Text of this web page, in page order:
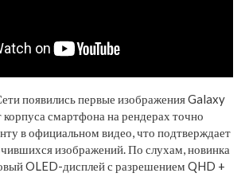
появились первые изображения Galaxy
смартфона на рендерах точно
в официальном видео, что подтверждает
изображений. По слухам, новинка
OLED-дисплей с разрешением QHD +